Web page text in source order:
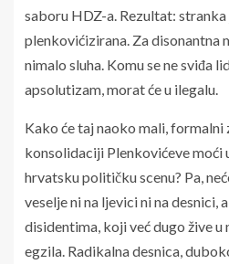
saboru HDZ-a. Rezultat:
plenkovićizirana. Za disonantna
nimalo sluha. Komu se ne sviđa
apsolutizam, morat će u ilegalu.
Kako će taj naoko mali,
konsolidaciji Plenkovićeve moći
hrvatsku političku scenu? Pa,
veselje ni na ljevici ni na desnici,
disidentima, koji već dugo žive
egzila. Radikalna desnica,